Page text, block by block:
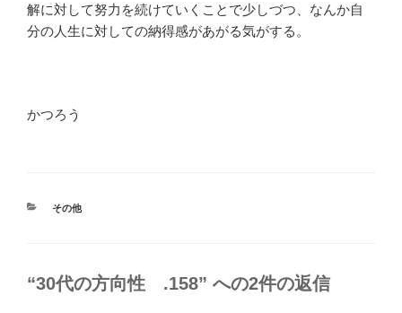
解に対して努力を続けていくことで少しづつ、なんか自
分の人生に対しての納得感があがる気がする。
かつろう
カ
ー
その他
“30代の方向性 .158” への2件の返信